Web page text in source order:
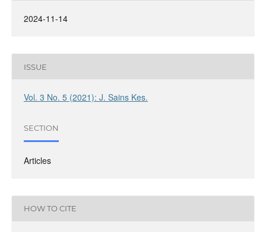
2024-11-14
ISSUE
Vol. 3 No. 5 (2021): J. Sains Kes.
SECTION
Articles
HOW TO CITE